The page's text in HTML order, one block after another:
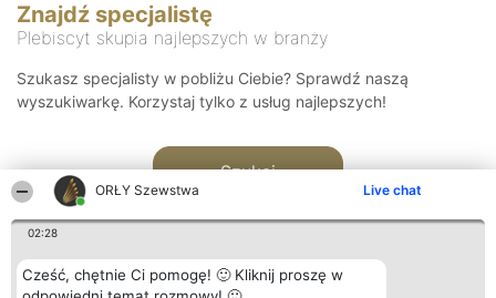
ORŁY Szewstwa Live chat
02:28
Cześć, chętnie Ci pomogę! 🙂 Kliknij proszę w
Znajdź specjalistę
Plebiscyt skupia najlepszych w branży
Szukasz specjalisty w pobliżu Ciebie? Sprawdź naszą
wyszukiwarkę. Korzystaj tylko z usług najlepszych!
Szukaj